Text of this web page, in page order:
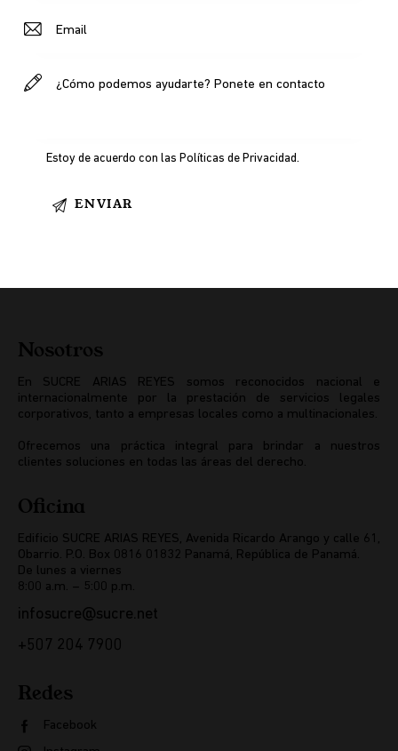
Estoy de acuerdo con lasPolíticas de Privacidad.
Nosotros
En SUCRE ARIAS REYES somos reconocidos nacional e
internacionalmente por la prestación de servicios legales
corporativos, tanto a empresas locales como a multinacionales.
Ofrecemos una práctica integral para brindar a nuestros
clientes soluciones en todas las áreas del derecho.
Oficina
Edificio SUCRE ARIAS REYES, Avenida Ricardo Arango y calle 61,
Obarrio. P.O. Box 0816 01832 Panamá, República de Panamá.
De lunes a viernes
8:00 a.m. – 5:00 p.m.
infosucre@sucre.net
+507 204 7900
Redes
Facebook